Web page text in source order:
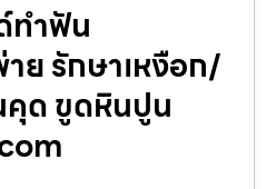
ทำฟัน
ย รักษาเหงือก/
คุด ขูดหินปูน